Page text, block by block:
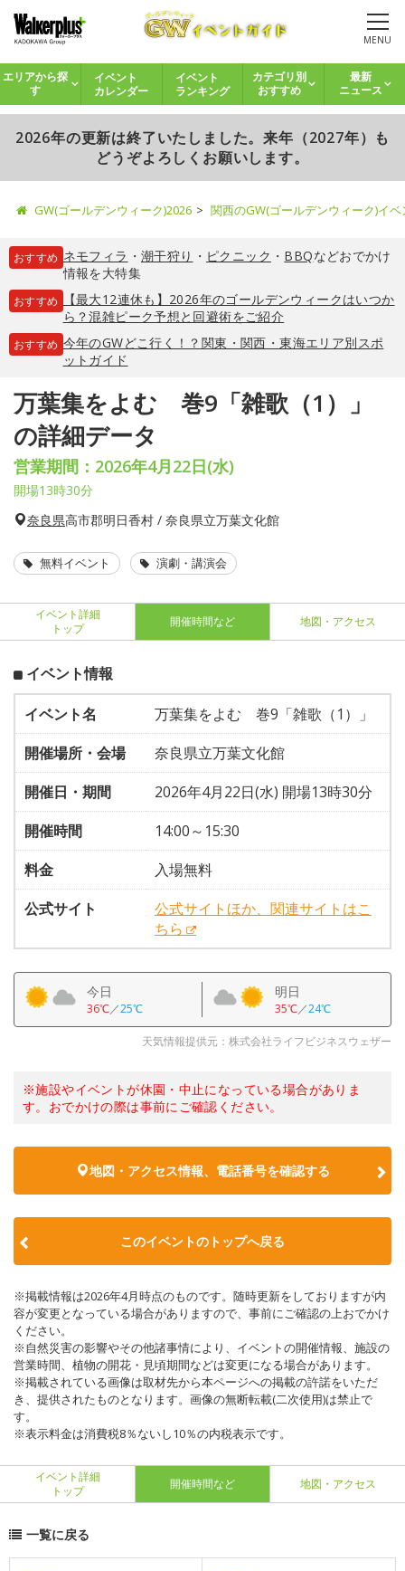
MENU
エリアから探
す
イベント
カレンダー
イベント
ランキング
カテゴリ別
おすすめ
最新
ニュース
2026年の更新は終了いたしました。来年（2027年）も
どうぞよろしくお願いします。
GW(ゴールデンウィーク)2026 関西のGW(ゴールデンウィーク)イ
おすすめ ネモフィラ ・ 潮干狩り ・ ピクニック ・ BBQなどおでかけ
情報を大特集
おすすめ
【最大12連休も】2026年のゴールデンウィークはいつか
ら？混雑ピーク予想と回避術をご紹介
おすすめ 今年のGWどこ行く！？関東・関西・東海エリア別スポ
ットガイド
万葉集をよむ 巻9「雑歌（1）」
の詳細データ
営業期間：2026年4月22日(水)
開場13時30分
奈良県高市郡明日香村 / 奈良県立万葉文化館
無料イベント 演劇・講演会
イベント詳細
トップ
開催時間など 地図・アクセス
イベント情報
イベント名
万葉集をよむ 巻9「雑歌（1）」
開催場所・会場
奈良県立万葉文化館
開催日・期間
2026年4月22日(水) 開場13時30分
開催時間
14:00～15:30
料金
入場無料
公式サイト
公式サイトほか、関連サイトはこ
ちら
今日
36℃／25℃
明日
35℃／24℃
天気情報提供元：株式会社ライフビジネスウェザー
※施設やイベントが休園・中止になっている場合がありま
す。おでかけの際は事前にご確認ください。
地図・アクセス情報、電話番号を確認する
このイベントのトップへ戻る
※掲載情報は2026年4月時点のものです。随時更新をしておりますが内
容が変更となっている場合がありますので、事前にご確認の上おでかけ
ください。
※自然災害の影響やその他諸事情により、イベントの開催情報、施設の
営業時間、植物の開花・見頃期間などは変更になる場合があります。
※掲載されている画像は取材先から本ページへの掲載の許諾をいただ
き、提供されたものとなります。画像の無断転載(二次使用)は禁止で
す。
※表示料金は消費税8％ないし10％の内税表示です。
イベント詳細
トップ
開催時間など 地図・アクセス
一覧に戻る